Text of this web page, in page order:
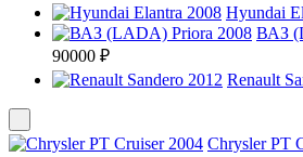
Hyundai
ВАЗ
90000 ₽
Renault
Chrysler PT